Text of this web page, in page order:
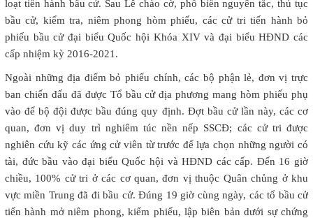
loạt tiến hành bầu cử. Sau Lễ chào cờ, phổ biến nguyên tắc, thủ tục
bầu cử, kiểm tra, niêm phong hòm phiếu, các cử tri tiến hành bỏ
phiếu bầu cử đại biểu Quốc hội Khóa XIV và đại biểu HĐND các
cấp nhiệm kỳ 2016-2021.
Ngoài những địa điểm bỏ phiếu chính, các bộ phận lẻ, đơn vị trực
ban chiến đấu đã được Tổ bầu cử địa phương mang hòm phiếu phụ
vào để bộ đội được bầu đúng quy định. Đợt bầu cử lần này, các cơ
quan, đơn vị duy trì nghiêm túc nền nếp SSCĐ; các cử tri được
nghiên cứu kỹ các ứng cử viên từ trước để lựa chọn những người có
tài, đức bầu vào đại biểu Quốc hội và HĐND các cấp. Đến 16 giờ
chiều, 100% cử tri ở các cơ quan, đơn vị thuộc Quân chủng ở khu
vực miền Trung đã đi bầu cử. Đúng 19 giờ cùng ngày, các tổ bầu cử
tiến hành mở niêm phong, kiểm phiếu, lập biên bản dưới sự chứng